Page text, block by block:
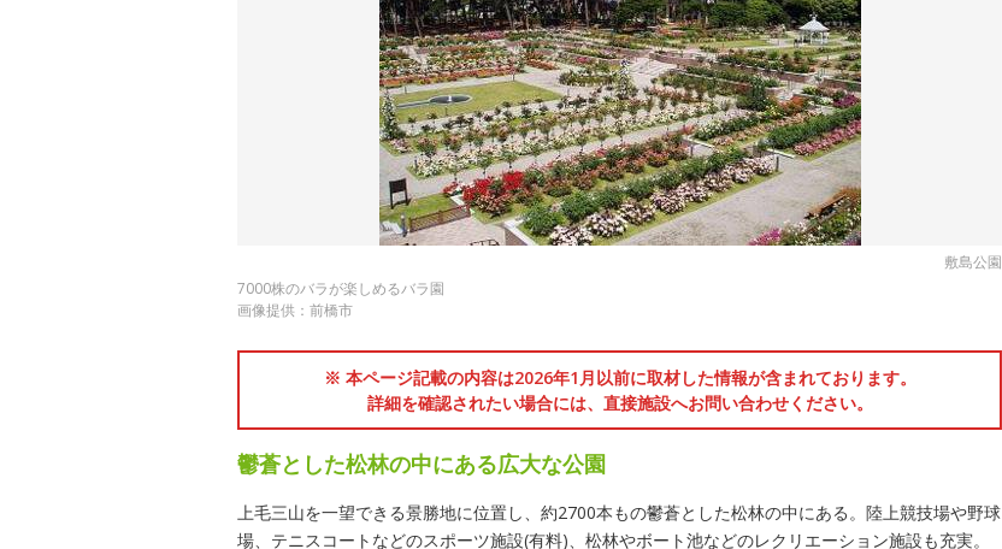
敷島公園
7000株のバラが楽しめるバラ園
画像提供：前橋市
※ 本ページ記載の内容は2026年1月以前に取材した情報が含まれております。
詳細を確認されたい場合には、直接施設へお問い合わせください。
鬱蒼とした松林の中にある広大な公園
上毛三山を一望できる景勝地に位置し、約2700本もの鬱蒼とした松林の中にある。陸上競技場や野球
場、テニスコートなどのスポーツ施設(有料)、松林やボート池などのレクリエーション施設も充実。